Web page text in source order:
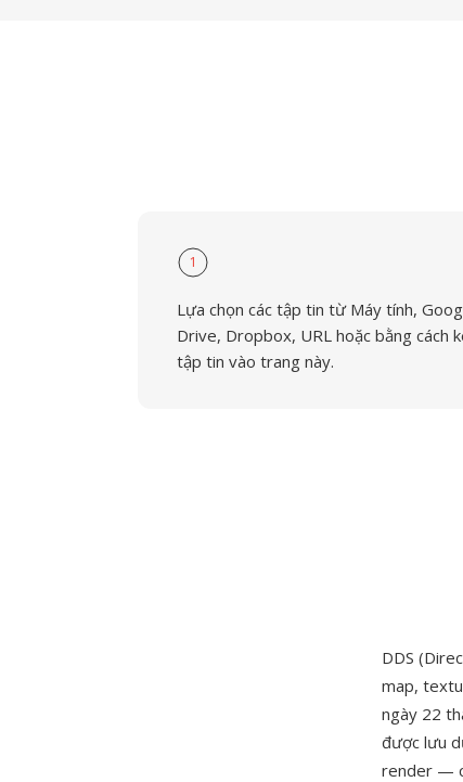
1
Lựa chọn các tập tin từ Máy tính,
Drive, Dropbox, URL hoặc bằng cách
tập tin vào trang này.
DDS
map,
ngày 22
được lưu
render —